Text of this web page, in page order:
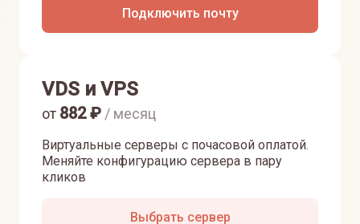
Подключить почту
VDS и VPS
Виртуальные серверы с почасовой оплатой.
Меняйте конфигурацию сервера в пару
кликов
от 882₽ / месяц
Выбрать сервер